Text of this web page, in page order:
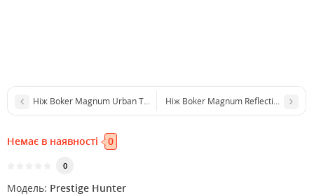
Ніж Boker Magnum Urban Tank Ніж Boker Magnum Reflection I
Немає в наявності 0
0
Модель: Prestige Hunter